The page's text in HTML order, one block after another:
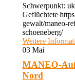
Schwerpunkt:
Geflüchtete
gewalt/maneo-
schoeneberg/
Weitere
03 Mai
MANEO-
Nord